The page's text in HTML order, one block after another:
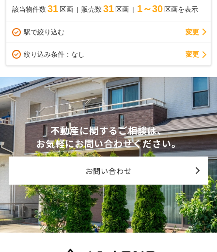
該当物件数 31 区画 販売数 31 区画 1～30 区画を表示
駅で絞り込む 変更
絞り込み条件： なし 変更
不動産に関するご相談は、
お気軽にお問い合わせください。
お問い合わせ